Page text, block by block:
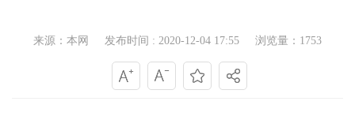
来源：本网 发布时间 : 2020-12-04 17:55 浏览量：1753